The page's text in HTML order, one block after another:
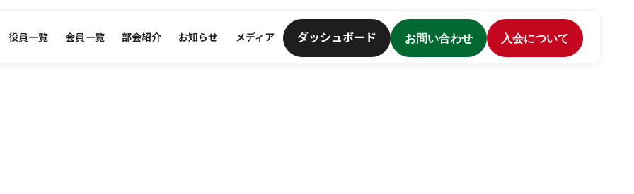
役員一覧 会員一覧 部会紹介 お知らせ メディア ダッシュボード お問い合わせ 入会について